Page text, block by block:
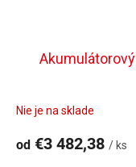
Akumulátorový
Nie je na sklade
od €3 482,38 / ks